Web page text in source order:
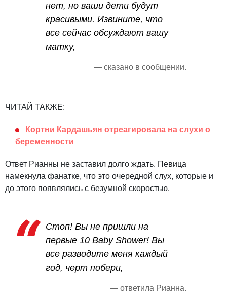
нет, но ваши дети будут
красивыми. Извините, что
все сейчас обсуждают вашу
матку,
— сказано в сообщении.
ЧИТАЙ ТАКЖЕ:
Кортни Кардашьян отреагировала на слухи о
беременности
Ответ Рианны не заставил долго ждать. Певица
намекнула фанатке, что это очередной слух, которые и
до этого появлялись с безумной скоростью.
Стоп! Вы не пришли на
первые 10 Baby Shower! Вы
все разводите меня каждый
год, черт побери,
— ответила Рианна.